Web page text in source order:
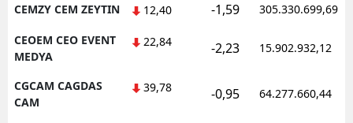
CEMZY CEM ZEYTIN 12,40 -1,59 305.330.699,69
CEOEM CEO EVENT
MEDYA
22,84 -2,23 15.902.932,12
CGCAM CAGDAS
CAM
39,78 -0,95 64.277.660,44